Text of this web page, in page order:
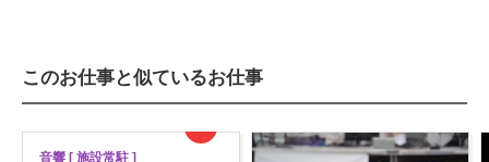
このお仕事と似ているお仕事
音響 [ 施設常駐 ]